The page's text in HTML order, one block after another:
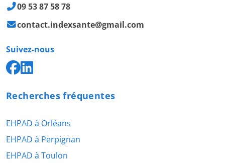
09 53 87 58 78
contact.indexsante@gmail.com
Suivez-nous
Recherches fréquentes
EHPAD à Orléans
EHPAD à Perpignan
EHPAD à Toulon